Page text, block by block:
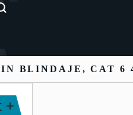
BLINDAJE, CAT 6
+